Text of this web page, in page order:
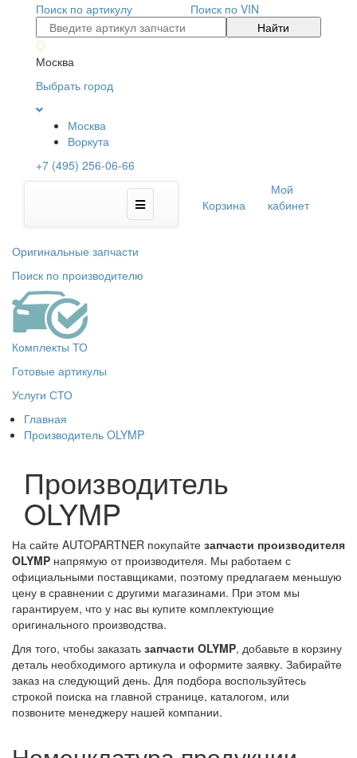
Поиск по артикулу
Поиск по VIN
Найти
Москва
Выбрать город
Москва
Воркута
+7 (495) 256-06-66
Корзина
Мой
кабинет
Оригинальные запчасти
Поиск по производителю
Комплекты ТО
Готовые артикулы
Услуги СТО
Главная
Производитель OLYMP
Производитель
OLYMP
На сайте AUTOPARTNER покупайте запчасти производителя
OLYMP напрямую от производителя. Мы работаем с
официальными поставщиками, поэтому предлагаем меньшую
цену в сравнении с другими магазинами. При этом мы
гарантируем, что у нас вы купите комплектующие
оригинального производства.
Для того, чтобы заказать запчасти OLYMP, добавьте в корзину
деталь необходимого артикула и оформите заявку. Забирайте
заказ на следующий день. Для подбора воспользуйтесь
строкой поиска на главной странице, каталогом, или
позвоните менеджеру нашей компании.